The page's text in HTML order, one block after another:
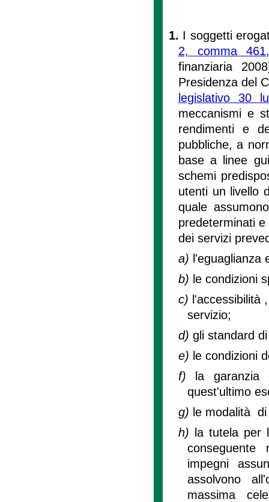
1. I soggetti
2, comma
finanziaria
Presidenza del
legislativo 30
meccanismi e
rendimenti e
pubbliche, a
base a linee
schemi
utenti un livello
quale
predeterminati
dei servizi
a)
b) le condizioni
c) l'accessibilità
servizio;
d) gli standard
e) le condizioni
f)
la
quest'ultimo
g) le modalità
h)
la tutela per
impegni
assolvono
massima